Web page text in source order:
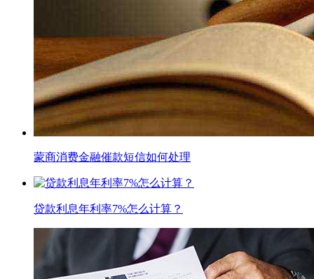
蒙商消费金融催款短信如何处理
贷款利息年利率7%怎么计算？